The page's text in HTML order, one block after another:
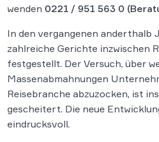
wenden 0221 / 951 563 0
In den vergangenen anderthalb
zahlreiche Gerichte inzwischen
festgestellt. Der Versuch, über
Massenabmahnungen
Reisebranche abzuzocken, ist
gescheitert. Die neue
eindrucksvoll.